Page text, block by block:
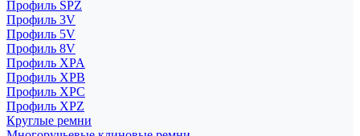
Профиль SPZ
Профиль 3V
Профиль 5V
Профиль 8V
Профиль XPA
Профиль XPB
Профиль XPC
Профиль XPZ
Круглые ремни